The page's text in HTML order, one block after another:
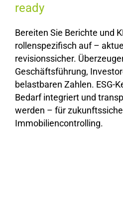
ready
Bereiten Sie Berichte und
rollenspezifisch auf –
revisionssicher.
Geschäftsführung,
belastbaren Zahlen. ESG-
Bedarf integriert und
werden – für
Immobiliencontrolling.